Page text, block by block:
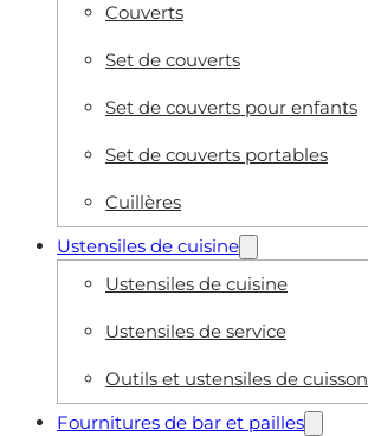
Couverts
Set de couverts
Set de couverts pour enfants
Set de couverts portables
Cuillères
Ustensiles de cuisine
Ustensiles de cuisine
Ustensiles de service
Outils et ustensiles de cuisson
Fournitures de bar et pailles